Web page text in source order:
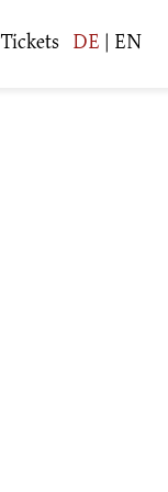
Tickets DE EN